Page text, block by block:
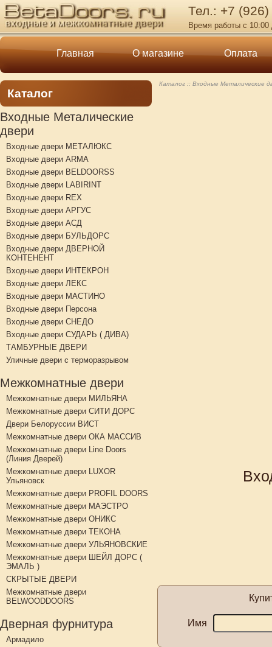
Тел.: +7
Время работы с 10:00
Главная О магазине Оплата
Каталог
Входные Металические
двери
Входные двери МЕТАЛЮКС
Входные двери ARMA
Входные двери BELDOORSS
Входные двери LABIRINT
Входные двери REX
Входные двери АРГУС
Входные двери АСД
Входные двери БУЛЬДОРС
Входные двери ДВЕРНОЙ
КОНТЕНЕНТ
Входные двери ИНТЕКРОН
Входные двери ЛЕКС
Входные двери МАСТИНО
Входные двери Персона
Входные двери СНЕДО
Входные двери СУДАРЬ ( ДИВА)
ТАМБУРНЫЕ ДВЕРИ
Уличные двери с терморазрывом
Межкомнатные двери
Межкомнатные двери МИЛЬЯНА
Межкомнатные двери СИТИ ДОРС
Двери Белоруссии ВИСТ
Межкомнатные двери ОКА МАССИВ
Межкомнатные двери Line Doors
(Линия Дверей)
Межкомнатные двери LUXOR
Ульяновск
Межкомнатные двери PROFIL DOORS
Межкомнатные двери МАЭСТРО
Межкомнатные двери ОНИКС
Межкомнатные двери ТЕКОНА
Межкомнатные двери УЛЬЯНОВСКИЕ
Межкомнатные двери ШЕЙЛ ДОРС (
ЭМАЛЬ )
СКРЫТЫЕ ДВЕРИ
Межкомнатные двери
BELWOODDOORS
Дверная фурнитура
Армадило
Каталог Входные Металические
Имя